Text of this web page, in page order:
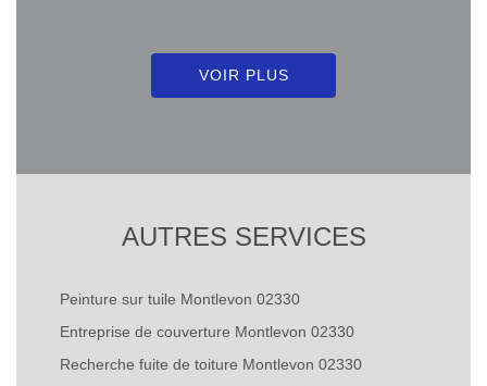
VOIR PLUS
AUTRES SERVICES
Peinture sur tuile Montlevon 02330
Entreprise de couverture Montlevon 02330
Recherche fuite de toiture Montlevon 02330